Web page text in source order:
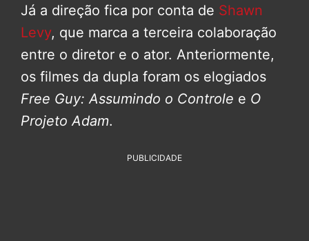
Já a direção fica por conta de Shawn
Levy, que marca a terceira colaboração
entre o diretor e o ator. Anteriormente,
os filmes da dupla foram os elogiados
Free Guy: Assumindo o Controle e O
Projeto Adam.
PUBLICIDADE